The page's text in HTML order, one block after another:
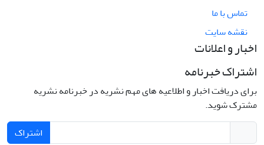
تماس با ما
نقشه سایت
اخبار و اعلانات
اشتراک خبرنامه
برای دریافت اخبار و اطلاعیه های مهم نشریه در خبرنامه نشریه
مشترک شوید.
اشتراک